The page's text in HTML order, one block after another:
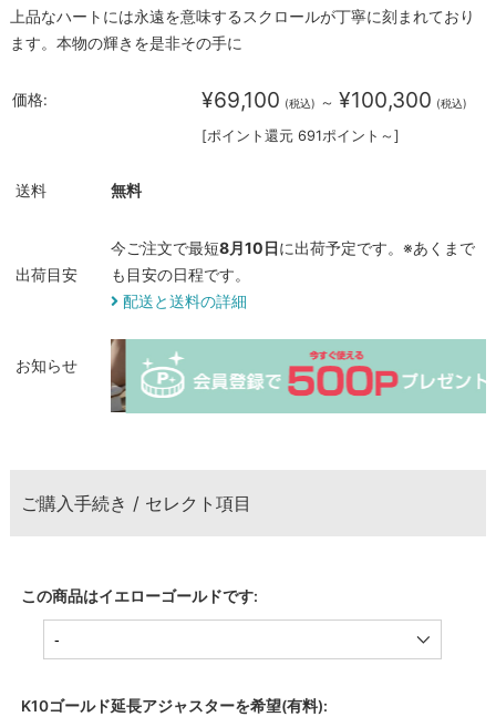
上品なハートには永遠を意味するスクロールが丁寧に刻まれており
ます。本物の輝きを是非その手に
価格: ¥69,100 (税込) ～ ¥100,300 (税込)
[ポイント還元 691ポイント～]
送料 無料
出荷目安
今ご注文で最短8月10日に出荷予定です。※あくまで
も目安の日程です。
配送と送料の詳細
お知らせ
ご購入手続き / セレクト項目
この商品はイエローゴールドです:
K10ゴールド延長アジャスターを希望(有料):